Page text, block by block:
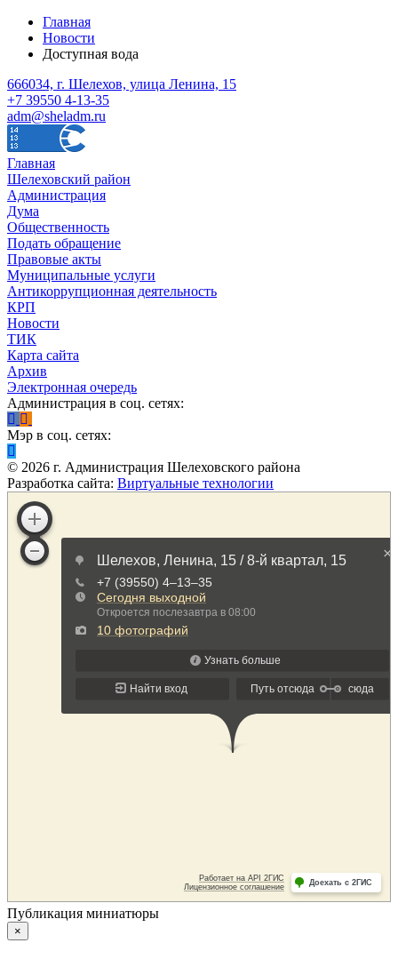
Главная
Новости
Доступная вода
666034, г. Шелехов, улица Ленина, 15
+7 39550 4-13-35
adm@sheladm.ru
Главная
Шелеховский район
Администрация
Дума
Общественность
Подать обращение
Правовые акты
Муниципальные услуги
Антикоррупционная деятельность
КРП
Новости
ТИК
Карта сайта
Архив
Электронная очередь
Администрация в соц. сетях:
Мэр в соц. сетях:
© 2026 г. Администрация Шелеховского района
Разработка сайта: Виртуальные технологии
Публикация миниатюры
×